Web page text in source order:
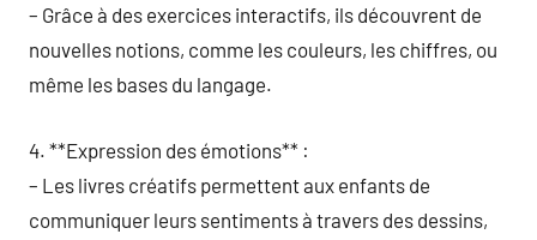
– Grâce à des exercices interactifs, ils découvrent de
nouvelles notions, comme les couleurs, les chiffres, ou
même les bases du langage.
4. **Expression des émotions** :
– Les livres créatifs permettent aux enfants de
communiquer leurs sentiments à travers des dessins,